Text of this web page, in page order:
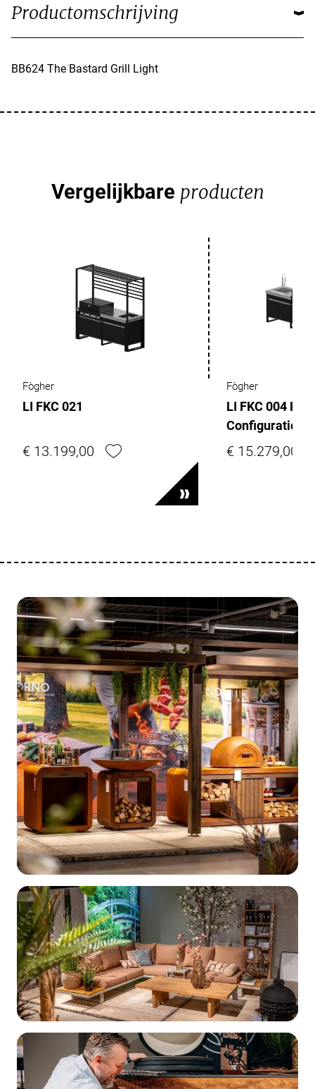
Productomschrijving
BB624 The Bastard Grill Light
Vergelijkbare producten
Fògher
LI FKC 021
€ 13.199,00
Fògher
LI FKC 004
Configuratie
€ 15.279,00